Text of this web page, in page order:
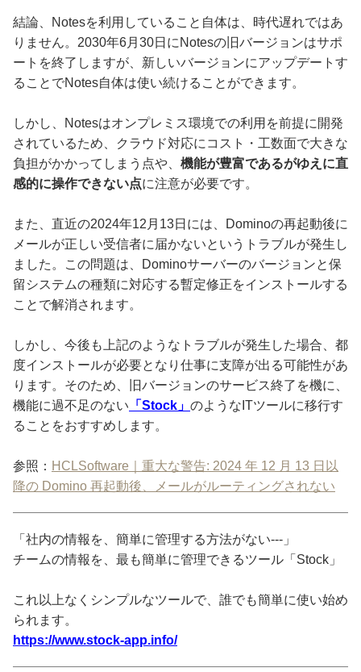
結論、Notesを利用していること自体は、時代遅れではあ
りません。2030年6月30日にNotesの旧バージョンはサポ
ートを終了しますが、新しいバージョンにアップデートす
ることでNotes自体は使い続けることができます。
しかし、Notesはオンプレミス環境での利用を前提に開発
されているため、クラウド対応にコスト・工数面で大きな
負担がかかってしまう点や、 機能が豊富であるがゆえに直
感的に操作できない点に注意が必要です。
また、直近の2024年12月13日には、Dominoの再起動後に
メールが正しい受信者に届かないというトラブルが発生し
ました。この問題は、Dominoサーバーのバージョンと保
留システムの種類に対応する暫定修正をインストールする
ことで解消されます。
しかし、今後も上記のようなトラブルが発生した場合、都
度インストールが必要となり仕事に支障が出る可能性があ
ります。そのため、旧バージョンのサービス終了を機に、
機能に過不足のない 「Stock」 のようなITツールに移行す
ることをおすすめします。
参照： HCLSoftware｜重大な警告: 2024 年 12 月 13 日以
降の Domino 再起動後、メールがルーティングされない
「社内の情報を、簡単に管理する方法がない---」
チームの情報を、最も簡単に管理できるツール「Stock」
これ以上なくシンプルなツールで、誰でも簡単に使い始め
られます。
https://www.stock-app.info/